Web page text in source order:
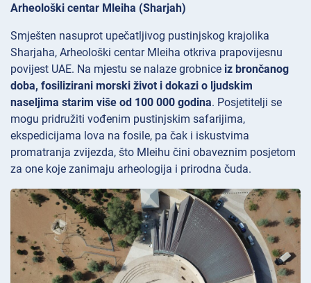
Arheološki centar Mleiha (Sharjah)
Smješten nasuprot upečatljivog pustinjskog krajolika
Sharjaha, Arheološki centar Mleiha otkriva prapovijesnu
povijest UAE. Na mjestu se nalaze grobnice iz brončanog
doba, fosilizirani morski život i dokazi o ljudskim
naseljima starim više od 100 000 godina. Posjetitelji se
mogu pridružiti vođenim pustinjskim safarijima,
ekspedicijama lova na fosile, pa čak i iskustvima
promatranja zvijezda, što Mleihu čini obaveznim posjetom
za one koje zanimaju arheologija i prirodna čuda.